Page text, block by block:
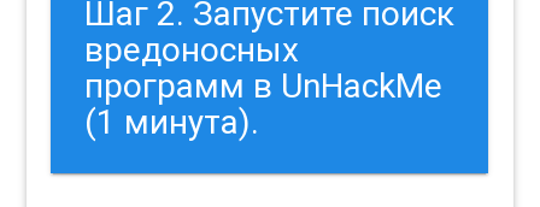
Шаг 2. Запустите поиск
вредоносных
программ в UnHackMe
(1 минута).